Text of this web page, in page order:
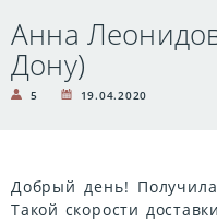
Анна
Дону)
5 19.04.2020
Добрый день!
Такой скорости